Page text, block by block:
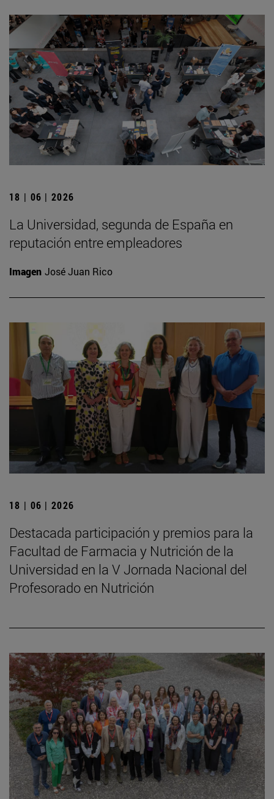
18 | 06 | 2026
La Universidad, segunda de España en
reputación entre empleadores
Imagen José Juan Rico
18 | 06 | 2026
Destacada participación y premios para la
Facultad de Farmacia y Nutrición de la
Universidad en la V Jornada Nacional del
Profesorado en Nutrición